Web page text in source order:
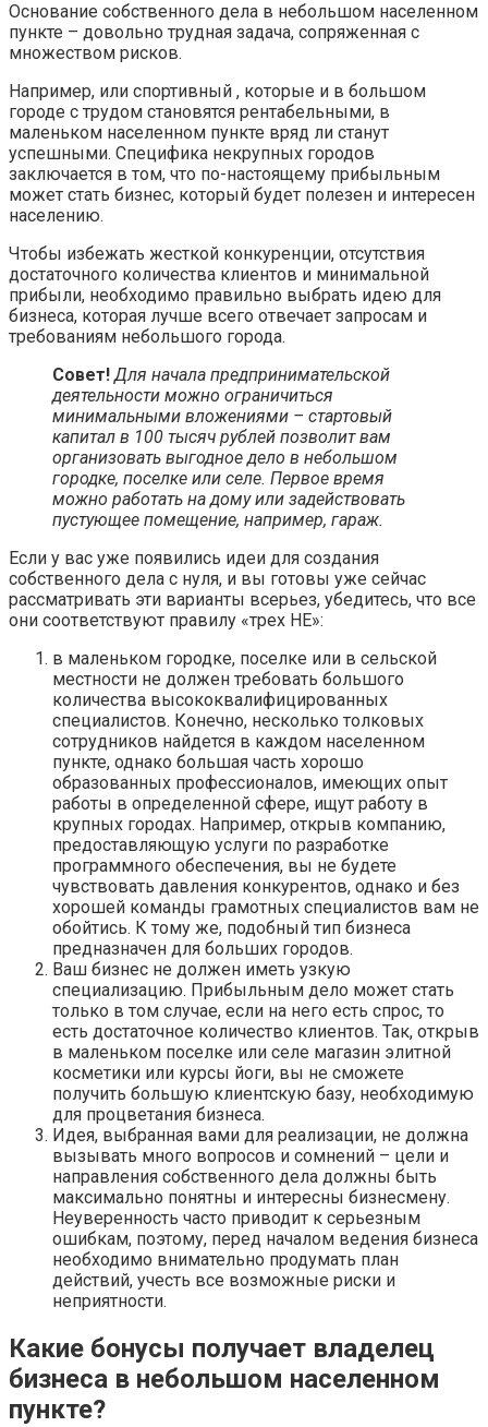
Основание собственного дела в небольшом населенном
пункте – довольно трудная задача, сопряженная с
множеством рисков.
Например, или спортивный , которые и в большом
городе с трудом становятся рентабельными, в
маленьком населенном пункте вряд ли станут
успешными. Специфика некрупных городов
заключается в том, что по-настоящему прибыльным
может стать бизнес, который будет полезен и интересен
населению.
Чтобы избежать жесткой конкуренции, отсутствия
достаточного количества клиентов и минимальной
прибыли, необходимо правильно выбрать идею для
бизнеса, которая лучше всего отвечает запросам и
требованиям небольшого города.
Совет! Для начала предпринимательской
деятельности можно ограничиться
минимальными вложениями – стартовый
капитал в 100 тысяч рублей позволит вам
организовать выгодное дело в небольшом
городке, поселке или селе. Первое время
можно работать на дому или задействовать
пустующее помещение, например, гараж.
Если у вас уже появились идеи для создания
собственного дела с нуля, и вы готовы уже сейчас
рассматривать эти варианты всерьез, убедитесь, что все
они соответствуют правилу «трех НЕ»:
в маленьком городке, поселке или в сельской
местности не должен требовать большого
количества высококвалифицированных
специалистов. Конечно, несколько толковых
сотрудников найдется в каждом населенном
пункте, однако большая часть хорошо
образованных профессионалов, имеющих опыт
работы в определенной сфере, ищут работу в
крупных городах. Например, открыв компанию,
предоставляющую услуги по разработке
программного обеспечения, вы не будете
чувствовать давления конкурентов, однако и без
хорошей команды грамотных специалистов вам не
обойтись. К тому же, подобный тип бизнеса
предназначен для больших городов.
Ваш бизнес не должен иметь узкую
специализацию. Прибыльным дело может стать
только в том случае, если на него есть спрос, то
есть достаточное количество клиентов. Так, открыв
в маленьком поселке или селе магазин элитной
косметики или курсы йоги, вы не сможете
получить большую клиентскую базу, необходимую
для процветания бизнеса.
Идея, выбранная вами для реализации, не должна
вызывать много вопросов и сомнений – цели и
направления собственного дела должны быть
максимально понятны и интересны бизнесмену.
Неуверенность часто приводит к серьезным
ошибкам, поэтому, перед началом ведения бизнеса
необходимо внимательно продумать план
действий, учесть все возможные риски и
неприятности.
Какие бонусы получает владелец
бизнеса в небольшом населенном
пункте?